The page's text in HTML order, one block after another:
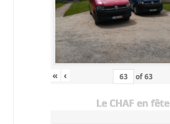
« ‹ of63
Le CHAF en fête